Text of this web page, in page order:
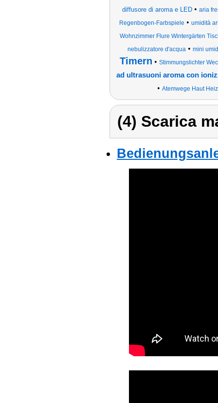
diffusore di aroma e LED • aria
Regenbogen-Farbspiele • umidità
Wohnzimmer Flure Wintergärten
nebulizzatore d'acqua • mini
Timern • Stimmungslichter
ad ultrasuoni aroma con
• Atemwege Haut
(4) Scarica